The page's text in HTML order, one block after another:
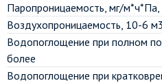
Паропроницаемость, мг/м*ч*Па,
Воздухопроницаемость, 10-6
Водопоглощение при полном
более
Водопоглощение при